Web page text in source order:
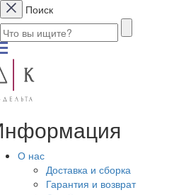
Поиск
О нас
Доставка и сборка
Гарантия и возврат